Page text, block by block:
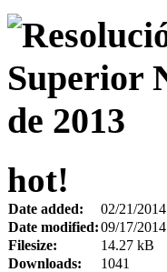
hot!
Date added:
02/21/2014
Date modified:09/17/2014
Filesize:
14.27 kB
Downloads:
1041